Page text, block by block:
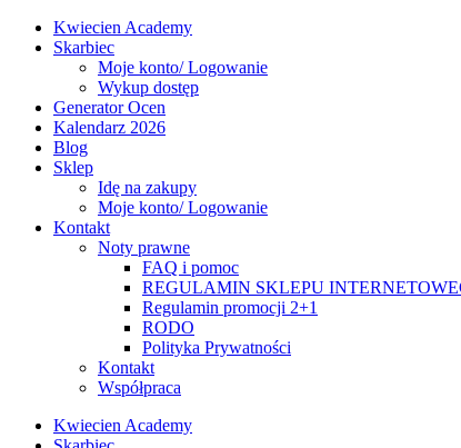
Kwiecien Academy
Skarbiec
Moje konto/ Logowanie
Wykup dostęp
Generator Ocen
Kalendarz 2026
Blog
Sklep
Idę na zakupy
Moje konto/ Logowanie
Kontakt
Noty prawne
FAQ i pomoc
REGULAMIN SKLEPU
Regulamin promocji 2+1
RODO
Polityka Prywatności
Kontakt
Współpraca
Kwiecien Academy